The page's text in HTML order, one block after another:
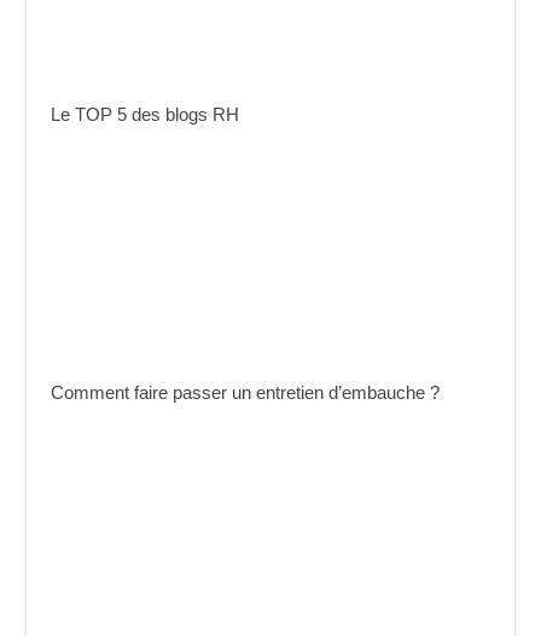
Le TOP 5 des blogs RH
Comment faire passer un entretien d’embauche ?